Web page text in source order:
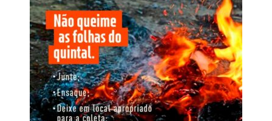
programas voltados às cooperativas, novas estratégias
de manejo em fungicidas, soluções para pastagens,
avanços na área de herbicidas, além de debates técnicos
que promoveram a troca de experiências entre
especialistas da Nortox e representantes das
cooperativas. A programação contou ainda com palestras
de convidados externos, como o economista Igor Barreto,
do Itaú BBA, que apresentou uma análise do cenário